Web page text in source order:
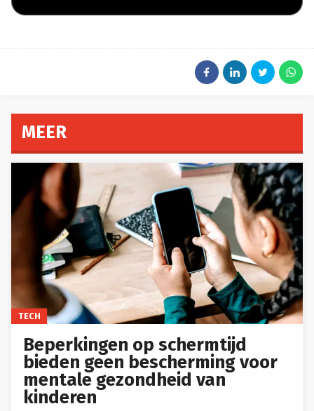
MEER
TECH
Beperkingen op schermtijd
bieden geen bescherming voor
mentale gezondheid van
kinderen